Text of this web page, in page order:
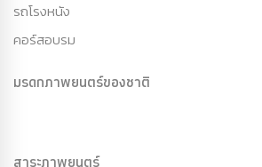
รถโรงหนัง
คอร์สอบรม
มรดกภาพยนตร์ของชาติ
สาระภาพยนตร์